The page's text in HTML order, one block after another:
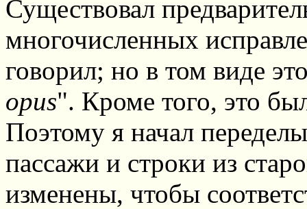
Существовал
многочисленных
говорил; но в том виде
opus". Кроме того, это
Поэтому я начал
пассажи и строки из
изменены, чтобы